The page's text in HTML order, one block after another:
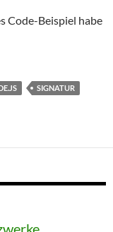
Code-Beispiel habe
SIGNATUR